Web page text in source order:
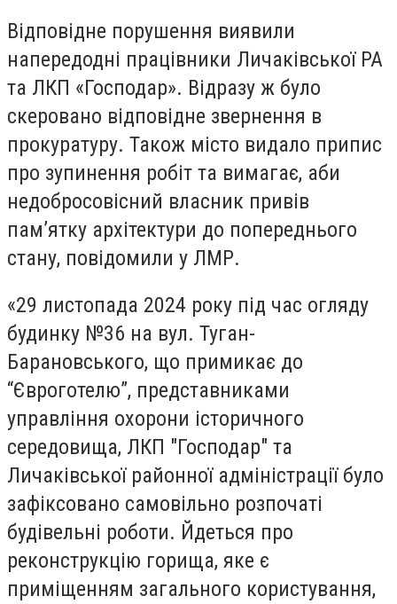
Відповідне порушення виявили
напередодні працівники Личаківської РА
та ЛКП «Господар». Відразу ж було
скеровано відповідне звернення в
прокуратуру. Також місто видало припис
про зупинення робіт та вимагає, аби
недобросовісний власник привів
пам’ятку архітектури до попереднього
стану, повідомили у ЛМР.
«29 листопада 2024 року під час огляду
будинку №36 на вул. Туган-
Барановського, що примикає до
“Євроготелю”, представниками
управління охорони історичного
середовища, ЛКП "Господар" та
Личаківської районної адміністрації було
зафіксовано самовільно розпочаті
будівельні роботи. Йдеться про
реконструкцію горища, яке є
приміщенням загального користування,